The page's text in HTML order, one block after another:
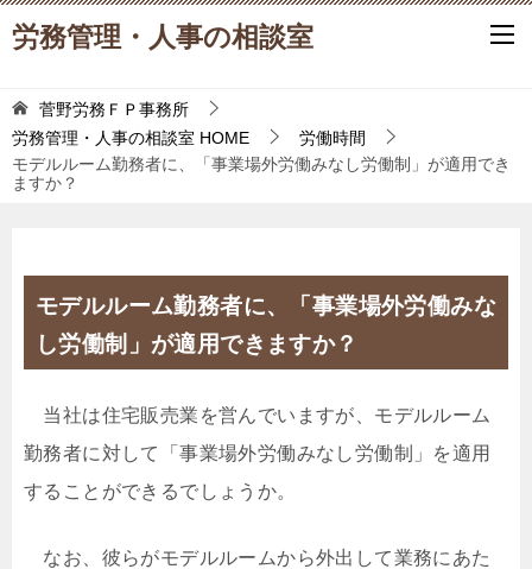
労務管理・人事の相談室
菅野労務ＦＰ事務所
労務管理・人事の相談室 HOME
労働時間
モデルルーム勤務者に、「事業場外労働みなし労働制」が適用でき
ますか？
モデルルーム勤務者に、「事業場外労働みな
し労働制」が適用できますか？
当社は住宅販売業を営んでいますが、モデルルーム
勤務者に対して「事業場外労働みなし労働制」を適用
することができるでしょうか。
なお、彼らがモデルルームから外出して業務にあた